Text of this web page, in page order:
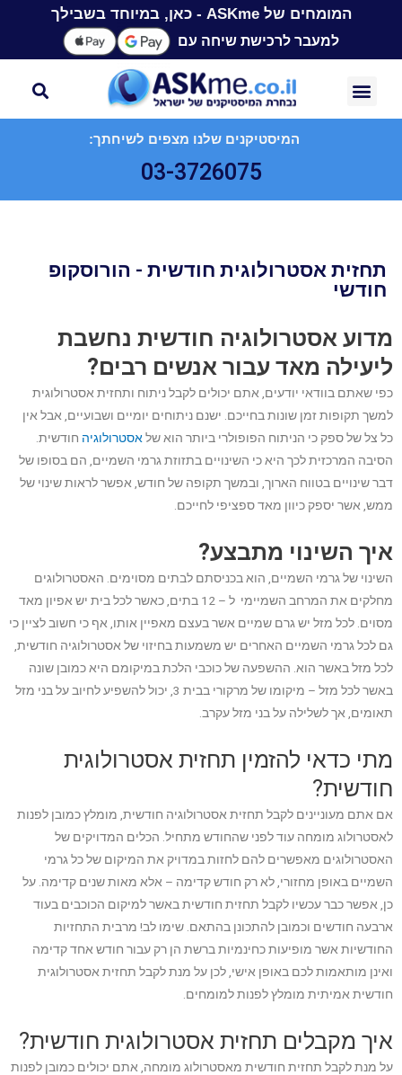
המומחים של ASKme - כאן, במיוחד בשבילך
למעבר לרכישת שיחה עם
המיסטיקנים שלנו מצפים לשיחתך:
03-3726075
תחזית אסטרולוגית חודשית - הורוסקופ
חודשי
מדוע אסטרולוגיה חודשית נחשבת
ליעילה מאד עבור אנשים רבים?
כפי שאתם בוודאי יודעים, אתם יכולים לקבל ניתוח ותחזית אסטרולוגית
למשך תקופות זמן שונות בחייכם. ישנם ניתוחים יומיים ושבועיים, אבל אין
כל צל של ספק כי הניתוח הפופולרי ביותר הוא שלאסטרולוגיה חודשית.
הסיבה המרכזית לכך היא כי השינויים בתזוזת גרמי השמיים, הם בסופו של
דבר שינויים בטווח הארוך, ובמשך תקופה של חודש, אפשר לראות שינוי של
ממש, אשר יספק כיוון מאד ספציפי לחייכם.
איך השינוי מתבצע?
השינוי של גרמי השמיים, הוא בכניסתם לבתים מסוימים. האסטרולוגים
מחלקים את המרחב השמיימי ל – 12 בתים, כאשר לכל בית יש אפיון מאד
מסוים. לכל מזל יש גרם שמיים אשר בעצם מאפיין אותו, אף כי חשוב לציין כי
גם לכל גרמי השמיים האחרים יש משמעות בחיזוי של אסטרולוגיה חודשית,
לכל מזל באשר הוא. ההשפעה של כוכבי הלכת במיקומם היא כמובן שונה
באשר לכל מזל – מיקומו של מרקורי בבית 3, יכול להשפיע לחיוב על בני מזל
תאומים, אך לשלילה על בני מזל עקרב.
מתי כדאי להזמין תחזית אסטרולוגית
חודשית?
אם אתם מעוניינים לקבל תחזית אסטרולוגיה חודשית, מומלץ כמובן לפנות
לאסטרולוג מומחה עוד לפני שהחודש מתחיל. הכלים המדויקים של
האסטרולוגים מאפשרים להם לחזות במדויק את המיקום של כל גרמי
השמיים באופן מחזורי, לא רק חודש קדימה – אלא מאות שנים קדימה. על
כן, אפשר כבר עכשיו לקבל תחזית חודשית באשר למיקום הכוכבים בעוד
ארבעה חודשים וכמובן להתכונן בהתאם. שימו לב! מרבית התחזיות
החודשיות אשר מופיעות כחינמיות ברשת הן רק עבור חודש אחד קדימה
ואינן מותאמות לכם באופן אישי, לכן על מנת לקבל תחזית אסטרולוגית
חודשית אמיתית מומלץ לפנות למומחים.
איך מקבלים תחזית אסטרולוגית חודשית?
על מנת לקבל תחזית חודשית מאסטרולוג מומחה, אתם יכולים כמובן לפנות